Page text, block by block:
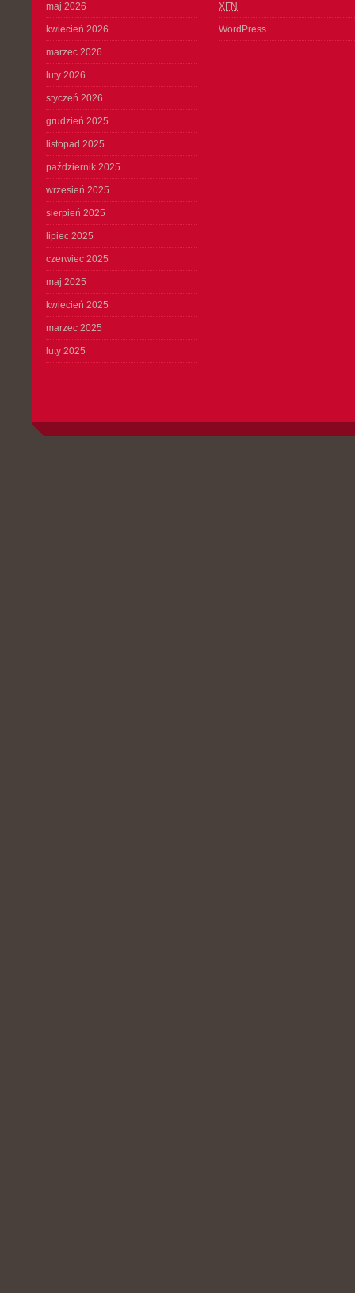
maj 2026
kwiecień 2026
marzec 2026
luty 2026
styczeń 2026
grudzień 2025
listopad 2025
październik 2025
wrzesień 2025
sierpień 2025
lipiec 2025
czerwiec 2025
maj 2025
kwiecień 2025
marzec 2025
luty 2025
XFN
WordPress